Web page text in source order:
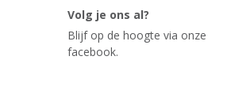
Volg je ons al?
Blijf op de hoogte via onze
facebook.